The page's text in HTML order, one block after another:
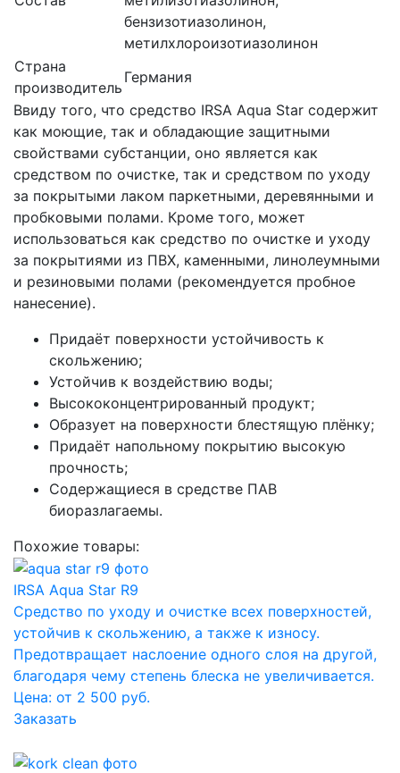
бензизотиазолинон,
метилхлороизотиазолинон
Страна
производитель
Германия
Ввиду того, что средство IRSA Aqua Star содержит
как моющие, так и обладающие защитными
свойствами субстанции, оно является как
средством по очистке, так и средством по уходу
за покрытыми лаком паркетными, деревянными и
пробковыми полами. Кроме того, может
использоваться как средство по очистке и уходу
за покрытиями из ПВХ, каменными, линолеумными
и резиновыми полами (рекомендуется пробное
нанесение).
Придаёт поверхности устойчивость к
скольжению;
Устойчив к воздействию воды;
Высококонцентрированный продукт;
Образует на поверхности блестящую плёнку;
Придаёт напольному покрытию высокую
прочность;
Содержащиеся в средстве ПАВ
биоразлагаемы.
Похожие товары:
IRSA Aqua Star R9
Средство по уходу и очистке всех поверхностей,
устойчив к скольжению, а также к износу.
Предотвращает наслоение одного слоя на другой,
благодаря чему степень блеска не увеличивается.
Цена: от 2 500 руб.
Заказать